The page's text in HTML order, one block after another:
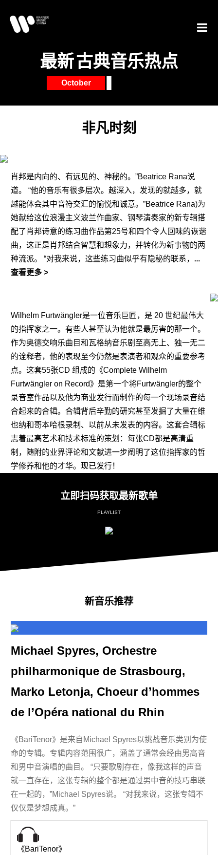
最新古典音乐热点
October
非凡时刻
肖邦是内向的、有远见的、神秘的。”Beatrice Rana说
道。 “他的音乐有很多层次。越深入，发现的就越多，就
越能体会其中音符交汇的愉悦和诚意。”Beatrice Rana)为
她献给这位浪漫主义波兰作曲家、钢琴演奏家的新专辑搭
配了肖邦诗意的练习曲作品第25号和四个令人回味的诙谐
曲，这正是肖邦结合智慧和想象力，并转化为新事物的两
种流派。 “对我来说，这些练习曲似乎有隐秘的联系， ...
查看更多 >
Wilhelm Furtwängler是一位音乐巨匠，是 20 世纪最伟大
的指挥家之一。有些人甚至认为他就是最厉害的那一个。
作为奥德交响乐曲目和瓦格纳音乐剧至高无上、独一无二
的诠释者，他的表现至今仍然是表演者和观众的重要参考
点。这套55张CD 组成的《Complete Wilhelm
Furtwängler on Record》是第一个将Furtwängler的整个
录音室作品以及他为商业发行而制作的每一个现场录音结
合起来的合辑。合辑背后辛勤的研究甚至发掘了大量在维
也纳和哥本哈根录制、以前从未发表的内容。这套合辑标
志着最高艺术和技术标准的策划：每张CD都是高清重
制，随附的业界评论和文献进一步阐明了这位指挥家的哲
学修养和他的才华。现已发行！
立即扫码获取最新歌单
PLAYLIST
新音乐推荐
Michael Spyres, Orchestre
philharmonique de Strasbourg,
Marko Letonja, Choeur d’hommes
de l’Opéra national du Rhin
《BariTenor》是来自Michael Spyres以挑战音乐类别为使
命的专辑。专辑内容范围很广，涵盖了通常会经由男高音
和男中音演唱的曲目。 “只要歌剧存在，像我这样的声音
就一直存在，这张专辑的整个都是通过男中音的技巧串联
在一起的，”Michael Spyres说。 “对我来说，这张专辑不
仅仅是梦想成真。”
《BariTenor》